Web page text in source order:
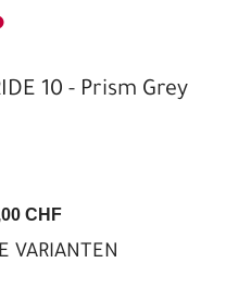
10 - Prism Grey
CHF
VARIANTEN